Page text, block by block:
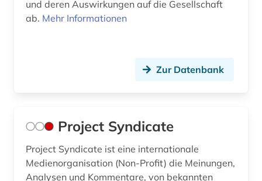
und deren Auswirkungen auf die Gesellschaft
ab. Mehr Informationen
Zur Datenbank
Project Syndicate
Project Syndicate ist eine internationale
Medienorganisation (Non-Profit) die Meinungen,
Analysen und Kommentare, von bekannten